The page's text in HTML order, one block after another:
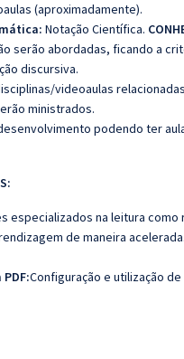
(aproximadamente).
Notação Científica.
serão abordadas, ficando a
discursiva.
videoaulas
ministrados.
podendo ter
especializados na leitura
de maneira acelerada.
Configuração e utilização